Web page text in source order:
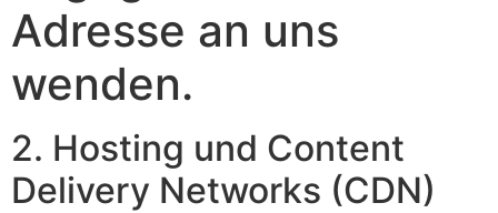
Adresse an uns
wenden.
2. Hosting und Content
Delivery Networks (CDN)